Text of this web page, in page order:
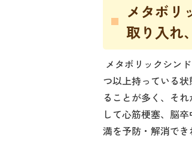
メタボリ
取り入れ
メタボリックシン
つ以上持っている
ることが多く、そ
して心筋梗塞、脳
満を予防・解消でき